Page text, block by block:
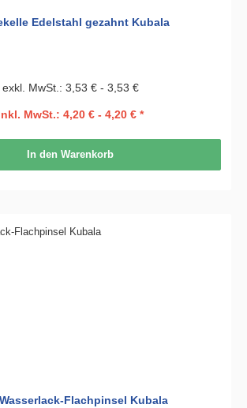
Edelstahl gezahnt Kubala
exkl. MwSt.: 3,53 € - 3,53 €
MwSt.: 4,20 € - 4,20 € *
In den Warenkorb
Flachpinsel Kubala